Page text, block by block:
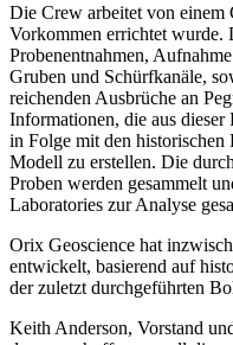
Die Crew arbeitet von einem
Vorkommen errichtet wurde.
Probenentnahmen,
Gruben und Schürfkanäle,
reichenden Ausbrüche an
Informationen, die aus
in Folge mit den historischen
Modell zu erstellen. Die
Proben werden gesammelt
Laboratories zur Analyse
Orix Geoscience hat
entwickelt, basierend auf
der zuletzt durchgeführten
Keith Anderson, Vorstand